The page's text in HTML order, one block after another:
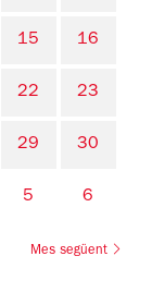
15 16
22 23
29 30
5 6
Mes següent